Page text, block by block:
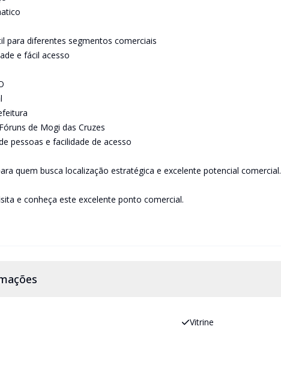
para diferentes segmentos comerciais
e fácil acesso
de Mogi das Cruzes
pessoas e facilidade de acesso
quem busca localização estratégica e excelente potencial comercial.
e conheça este excelente ponto comercial.
Vitrine